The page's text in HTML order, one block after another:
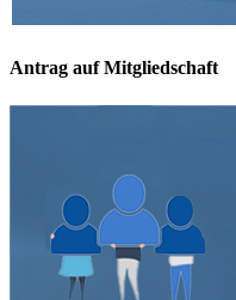
Antrag auf Mitgliedschaft